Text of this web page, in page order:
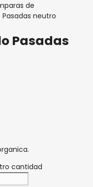
de
neutro
Pasadas
cantidad